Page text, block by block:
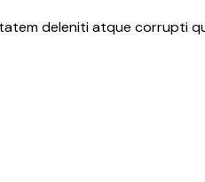
deleniti atque corrupti